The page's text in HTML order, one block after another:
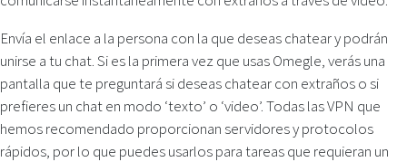
Envía el enlace a la persona con la que deseas chatear y podrán
unirse a tu chat. Si es la primera vez que usas Omegle, verás una
pantalla que te preguntará si deseas chatear con extraños o si
prefieres un chat en modo ‘texto’ o ‘video’. Todas las VPN que
hemos recomendado proporcionan servidores y protocolos
rápidos, por lo que puedes usarlos para tareas que requieran un